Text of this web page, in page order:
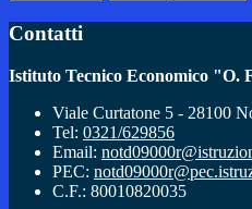
Contatti
Istituto Tecnico Economico "O.
Viale Curtatone 5 - 28100
Tel: 0321/629856
Email:
PEC:
C.F.: 80010820035